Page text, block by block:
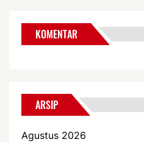
KOMENTAR
ARSIP
Agustus 2026